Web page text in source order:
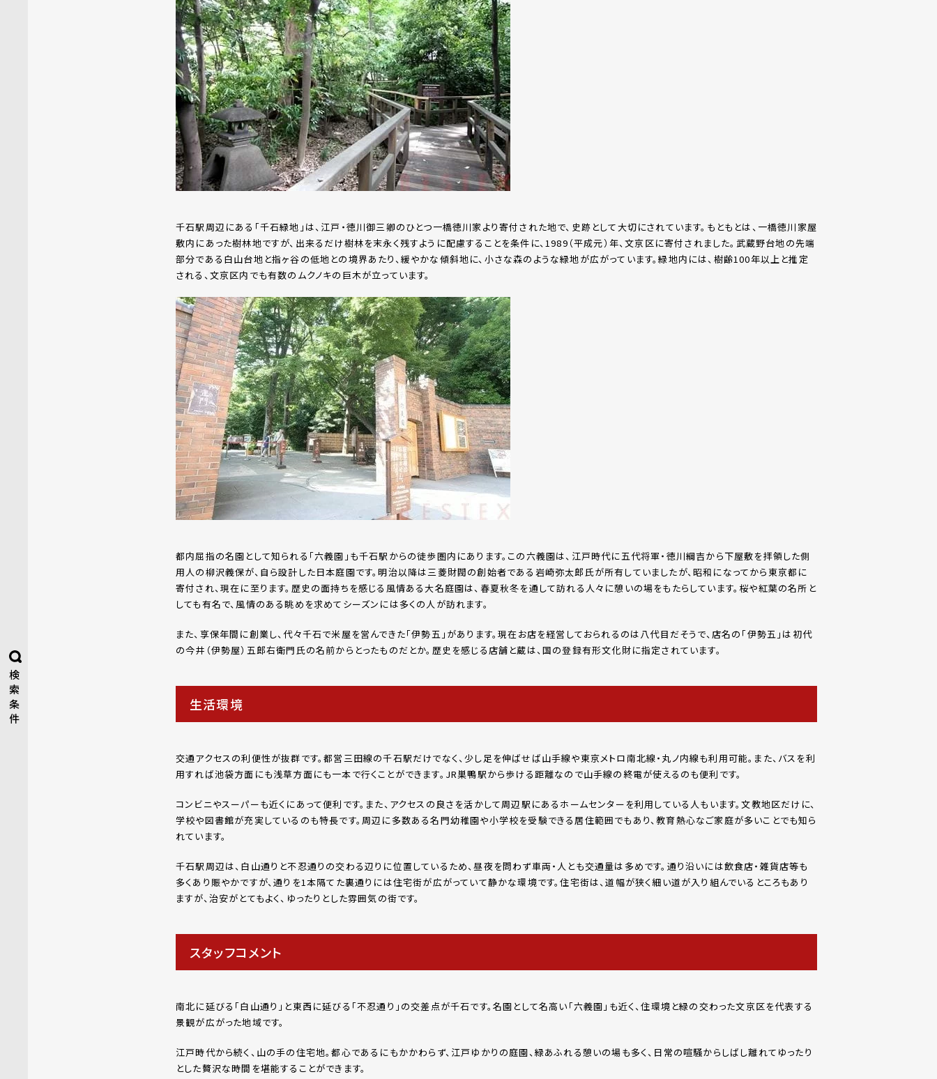
検
索
条
件
千石駅周辺にある「千石緑地」は、江戸・徳川御三卿のひとつ一橋徳川家より寄付された地で、史跡として大切にされています。もともとは、一橋徳川家屋
敷内にあった樹林地ですが、出来るだけ樹林を末永く残すように配慮することを条件に、1989（平成元）年、文京区に寄付されました。武蔵野台地の先端
部分である白山台地と指ヶ谷の低地との境界あたり、緩やかな傾斜地に、小さな森のような緑地が広がっています。緑地内には、樹齢100年以上と推定
される、文京区内でも有数のムクノキの巨木が立っています。
都内屈指の名園として知られる「六義園」も千石駅からの徒歩圏内にあります。この六義園は、江戸時代に五代将軍・徳川綱吉から下屋敷を拝領した側
用人の柳沢義保が、自ら設計した日本庭園です。明治以降は三菱財閥の創始者である岩崎弥太郎氏が所有していましたが、昭和になってから東京都に
寄付され、現在に至ります。歴史の面持ちを感じる風情ある大名庭園は、春夏秋冬を通して訪れる人々に憩いの場をもたらしています。桜や紅葉の名所と
しても有名で、風情のある眺めを求めてシーズンには多くの人が訪れます。
また、享保年間に創業し、代々千石で米屋を営んできた「伊勢五」があります。現在お店を経営しておられるのは八代目だそうで、店名の「伊勢五」は初代
の今井（伊勢屋）五郎右衛門氏の名前からとったものだとか。歴史を感じる店舗と蔵は、国の登録有形文化財に指定されています。
生活環境
交通アクセスの利便性が抜群です。都営三田線の千石駅だけでなく、少し足を伸ばせば山手線や東京メトロ南北線・丸ノ内線も利用可能。また、バスを利
用すれば池袋方面にも浅草方面にも一本で行くことができます。JR巣鴨駅から歩ける距離なので山手線の終電が使えるのも便利です。
コンビニやスーパーも近くにあって便利です。また、アクセスの良さを活かして周辺駅にあるホームセンターを利用している人もいます。文教地区だけに、
学校や図書館が充実しているのも特長です。周辺に多数ある名門幼稚園や小学校を受験できる居住範囲でもあり、教育熱心なご家庭が多いことでも知ら
れています。
千石駅周辺は、白山通りと不忍通りの交わる辺りに位置しているため、昼夜を問わず車両・人とも交通量は多めです。通り沿いには飲食店・雑貨店等も
多くあり賑やかですが、通りを1本隔てた裏通りには住宅街が広がっていて静かな環境です。住宅街は、道幅が狭く細い道が入り組んでいるところもあり
ますが、治安がとてもよく、ゆったりとした雰囲気の街です。
スタッフコメント
南北に延びる「白山通り」と東西に延びる「不忍通り」の交差点が千石です。名園として名高い「六義園」も近く、住環境と緑の交わった文京区を代表する
景観が広がった地域です。
江戸時代から続く、山の手の住宅地。都心であるにもかかわらず、江戸ゆかりの庭園、緑あふれる憩いの場も多く、日常の喧騒からしばし離れてゆったり
とした贅沢な時間を堪能することができます。